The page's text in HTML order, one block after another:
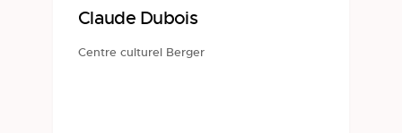
Claude Dubois
Centre culturel Berger